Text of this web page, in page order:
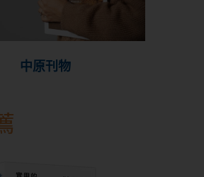
中原刊物